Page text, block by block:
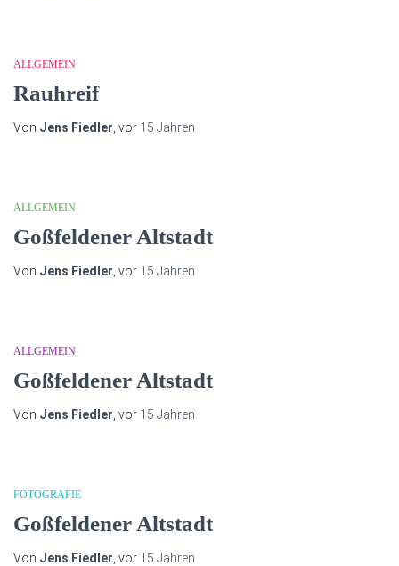
ALLGEMEIN
Rauhreif
Von Jens Fiedler , vor 15 Jahren
ALLGEMEIN
Goßfeldener Altstadt
Von Jens Fiedler , vor 15 Jahren
ALLGEMEIN
Goßfeldener Altstadt
Von Jens Fiedler , vor 15 Jahren
FOTOGRAFIE
Goßfeldener Altstadt
Von Jens Fiedler , vor 15 Jahren